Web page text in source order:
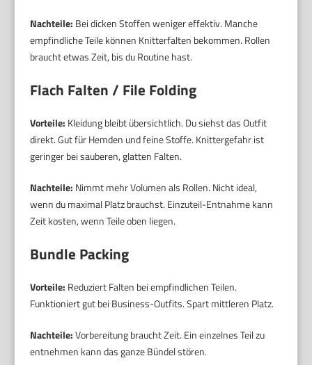
Nachteile: Bei dicken Stoffen weniger effektiv. Manche
empfindliche Teile können Knitterfalten bekommen. Rollen
braucht etwas Zeit, bis du Routine hast.
Flach Falten / File Folding
Vorteile: Kleidung bleibt übersichtlich. Du siehst das Outfit
direkt. Gut für Hemden und feine Stoffe. Knittergefahr ist
geringer bei sauberen, glatten Falten.
Nachteile: Nimmt mehr Volumen als Rollen. Nicht ideal,
wenn du maximal Platz brauchst. Einzuteil-Entnahme kann
Zeit kosten, wenn Teile oben liegen.
Bundle Packing
Vorteile: Reduziert Falten bei empfindlichen Teilen.
Funktioniert gut bei Business-Outfits. Spart mittleren Platz.
Nachteile:Vorbereitung braucht Zeit. Ein einzelnes Teil zu
entnehmen kann das ganze Bündel stören.